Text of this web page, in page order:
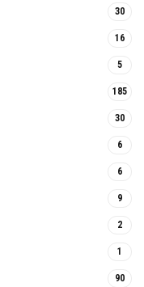
30
16
5
185
30
6
6
9
2
1
90